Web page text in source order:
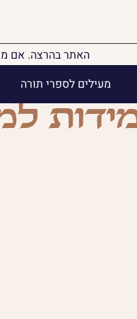
האתר בהרצה. אם
מעילים לספרי תורה